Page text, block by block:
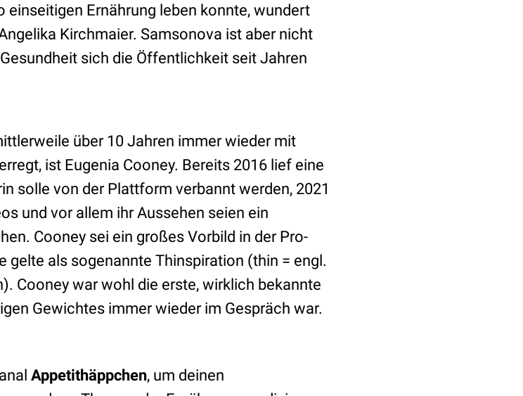
einseitigen Ernährung leben konnte, wundert
Kirchmaier. Samsonova ist aber nicht
sich die Öffentlichkeit seit Jahren
über 10 Jahren immer wieder mit
ist Eugenia Cooney. Bereits 2016 lief eine
solle von der Plattform verbannt werden, 2021
und vor allem ihr Aussehen seien ein
Cooney sei ein großes Vorbild in der Pro-
gelte als sogenannte Thinspiration (thin = engl.
Cooney war wohl die erste, wirklich bekannte
Gewichtes immer wieder im Gespräch war.
Appetithäppchen, um deinen